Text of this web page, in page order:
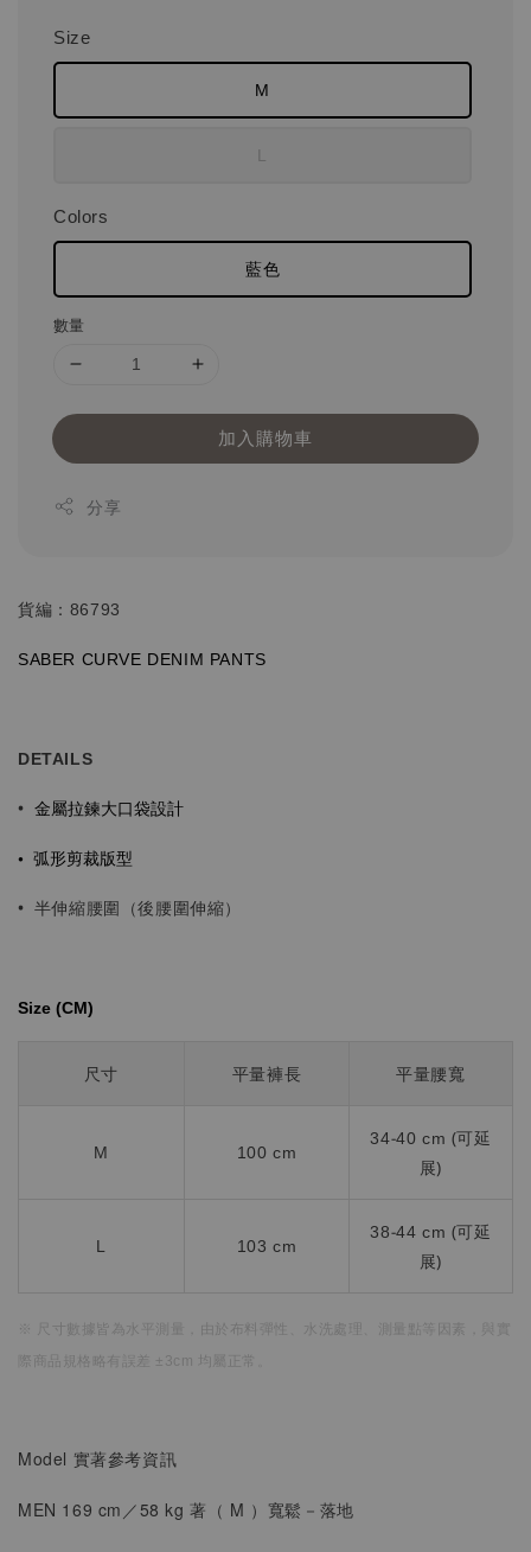
Size
M
L
Colors
藍色
數量
加入購物車
分享
貨編：86793
SABER CURVE DENIM PANTS
DETAILS
• 金屬拉鍊大口袋設計
• 弧形剪裁版型
• 半伸縮腰圍（後腰圍伸縮）
Size (CM)⁡⁡
尺寸 平量褲長 平量腰寬
M 100 cm
34-40 cm (可延
展)
L 103 cm
38-44 cm (可延
展)
※ 尺寸數據皆為水平測量， 由於布料彈性、水洗處理、測量點等因素，
際商品規格略有誤差 ±3cm 均屬正常。
Model 實著參考資訊
MEN 169 cm／58 kg 著（ M ） 寬鬆 －落地